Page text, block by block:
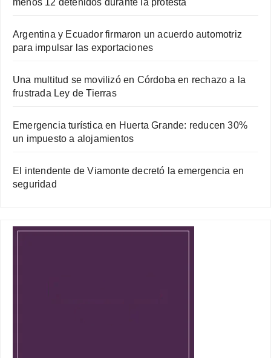
Argentina y Ecuador firmaron un acuerdo automotriz
para impulsar las exportaciones
Una multitud se movilizó en Córdoba en rechazo a la
frustrada Ley de Tierras
Emergencia turística en Huerta Grande: reducen 30%
un impuesto a alojamientos
El intendente de Viamonte decretó la emergencia en
seguridad